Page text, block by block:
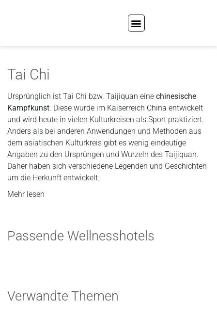
Tai Chi
Ursprünglich ist Tai Chi bzw. Taijiquan eine chinesische
Kampfkunst. Diese wurde im Kaiserreich China entwickelt
und wird heute in vielen Kulturkreisen als Sport praktiziert.
Anders als bei anderen Anwendungen und Methoden aus
dem asiatischen Kulturkreis gibt es wenig eindeutige
Angaben zu den Ursprüngen und Wurzeln des Taijiquan.
Daher haben sich verschiedene Legenden und Geschichten
um die Herkunft entwickelt.
Mehr lesen
Passende Wellnesshotels
Verwandte Themen